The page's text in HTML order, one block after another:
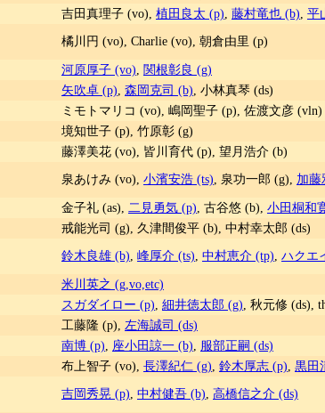
吉田真理子 (vo), 植田良太 (p) 藤村竜也 (b) 平
橘川円 (vo), Charlie (vo), 朝倉由里 (p)
河原厚子 (vo)
関根彰良 (g)
矢吹卓 (p) 森岡克司 (b) , 小林真琴 (ds)
ミモトマリコ (vo), 嶋岡聖子 (p), 佐渡文彦 (vln)
境知世子 (p), 竹原彰 (g)
藤澤美花 (vo), 皆川育代 (p), 望月浩介 (b)
泉あけみ (vo), 小濱安浩 (ts) , 泉功一郎 (g), 加藤
金子礼 (as), 二見勇気 (p) , 古谷悠 (b), 小田桐和
戒能光司 (g), 久津間俊平 (b), 中村幸太郎 (ds)
鈴木良雄 (b) 峰厚介 (ts) 中村恵介 (tp) ハクエ
米川英之 (g,vo,etc)
スガダイロー (p) 細井徳太郎 (g) , 秋元修 (ds),
工藤隆 (p), 左海誠司 (ds)
南博 (p) 座小田諒一 (b)
服部正嗣 (ds)
布上智子 (vo), 長澤紀仁 (g) 鈴木厚志 (p) 黒田
吉岡秀晃 (p) 中村健吾 (b) 高橋信之介 (ds)